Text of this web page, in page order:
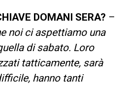
DOMANI SERA? –
noi ci aspettiamo una
di sabato. Loro
tatticamente, sarà
hanno tanti